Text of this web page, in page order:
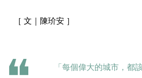
［ 文｜陳玠安 ］
「每個偉大的城市，都